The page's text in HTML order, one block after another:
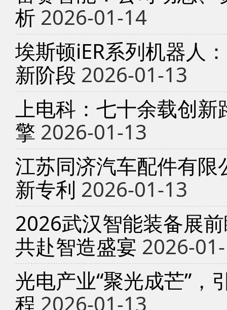
析 2026-01-14
埃斯顿iER系列机器人
新阶段 2026-01-13
上电科：七十余载创
擎 2026-01-13
江苏同济汽车配件有
新专利 2026-01-13
2026武汉智能装备展
共赴智造盛宴 2026-
光电产业“聚光成芒”，
程 2026-01-13